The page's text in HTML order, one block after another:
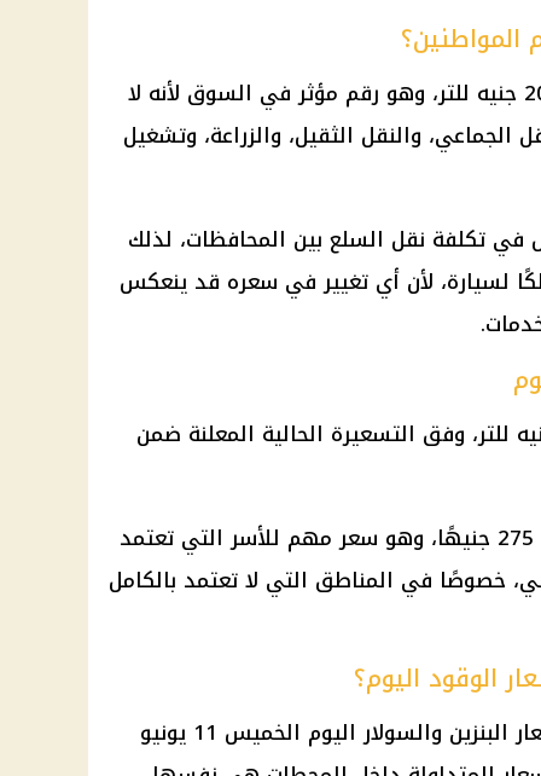
المواطنين؟
استقر سعر السولار اليوم عند 20.50 جنيه للتر، وهو رقم مؤثر في السوق لأنه لا
والنقل الثقيل، والزراعة، وتشغيل
في تكلفة نقل السلع بين المحافظات، لذلك
لسيارة، لأن أي تغيير في سعره قد ينعكس
الكيروسين اليوم 20.50 جنيه للتر، وفق التسعيرة الحالية المعلنة ضمن
وسجلت أسطوانة البوتاجاز المنزلية 275 جنيهًا، وهو سعر مهم للأسر التي تعتمد
خصوصًا في المناطق التي لا تعتمد بالكامل
الوقود اليوم؟
لا توجد زيادة جديدة معلنة في أسعار البنزين والسولار اليوم الخميس 11 يونيو